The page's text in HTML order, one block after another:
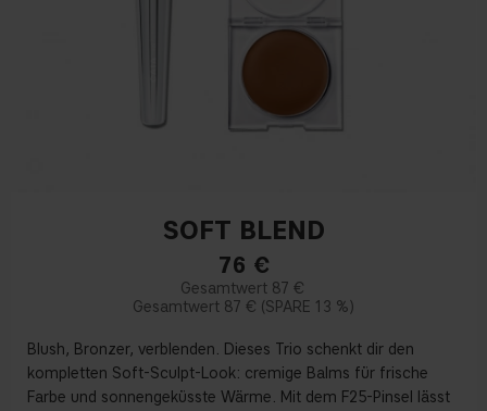
SOFT BLEND
76 €
87 €
87 €
13 %
Blush, Bronzer, verblenden. Dieses Trio schenkt dir den
kompletten Soft-Sculpt-Look: cremige Balms für frische
Farbe und sonnengeküsste Wärme. Mit dem F25-Pinsel lässt